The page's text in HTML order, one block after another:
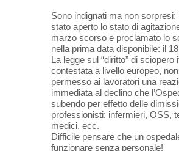
Sono indignati ma non sorpresi:
stato aperto lo stato di
marzo scorso e proclamato lo
nella prima data disponibile: il
La legge sul “diritto” di sciopero
contestata a livello europeo,
permesso ai lavoratori una
immediata al declino che
subendo per effetto delle
professionisti: infermieri, OSS,
medici, ecc.
Difficile pensare che un
funzionare senza personale!